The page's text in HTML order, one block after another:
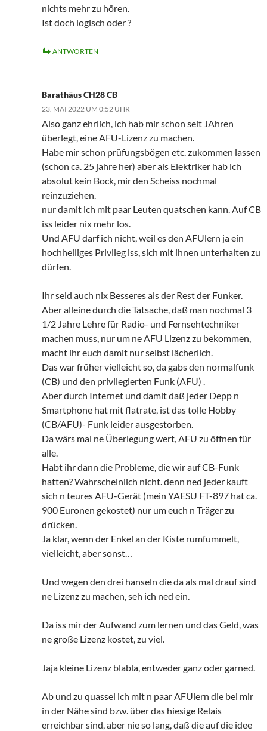
nichts mehr zu hören.
Ist doch logisch oder ?
ANTWORTEN
Barathäus CH28 CB
23. MAI 2022 UM 0:52 UHR
Also ganz ehrlich, ich hab mir schon seit JAhren
überlegt, eine AFU-Lizenz zu machen.
Habe mir schon prüfungsbögen etc. zukommen lassen
(schon ca. 25 jahre her) aber als Elektriker hab ich
absolut kein Bock, mir den Scheiss nochmal
reinzuziehen.
nur damit ich mit paar Leuten quatschen kann. Auf CB
iss leider nix mehr los.
Und AFU darf ich nicht, weil es den AFUlern ja ein
hochheiliges Privileg iss, sich mit ihnen unterhalten zu
dürfen.
Ihr seid auch nix Besseres als der Rest der Funker.
Aber alleine durch die Tatsache, daß man nochmal 3
1/2 Jahre Lehre für Radio- und Fernsehtechniker
machen muss, nur um ne AFU Lizenz zu bekommen,
macht ihr euch damit nur selbst lächerlich.
Das war früher vielleicht so, da gabs den normalfunk
(CB) und den privilegierten Funk (AFU) .
Aber durch Internet und damit daß jeder Depp n
Smartphone hat mit flatrate, ist das tolle Hobby
(CB/AFU)- Funk leider ausgestorben.
Da wärs mal ne Überlegung wert, AFU zu öffnen für
alle.
Habt ihr dann die Probleme, die wir auf CB-Funk
hatten? Wahrscheinlich nicht. denn ned jeder kauft
sich n teures AFU-Gerät (mein YAESU FT-897 hat ca.
900 Euronen gekostet) nur um euch n Träger zu
drücken.
Ja klar, wenn der Enkel an der Kiste rumfummelt,
vielleicht, aber sonst…
Und wegen den drei hanseln die da als mal drauf sind
ne Lizenz zu machen, seh ich ned ein.
Da iss mir der Aufwand zum lernen und das Geld, was
ne große Lizenz kostet, zu viel.
Jaja kleine Lizenz blabla, entweder ganz oder garned.
Ab und zu quassel ich mit n paar AFUlern die bei mir
in der Nähe sind bzw. über das hiesige Relais
erreichbar sind, aber nie so lang, daß die auf die idee